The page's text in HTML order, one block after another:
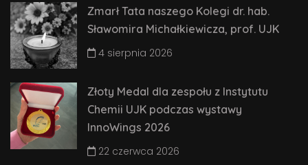
Zmarł Tata naszego Kolegi dr. hab.
Sławomira Michałkiewicza, prof. UJK
4 sierpnia 2026
Złoty Medal dla zespołu z Instytutu
Chemii UJK podczas wystawy
InnoWings 2026
22 czerwca 2026